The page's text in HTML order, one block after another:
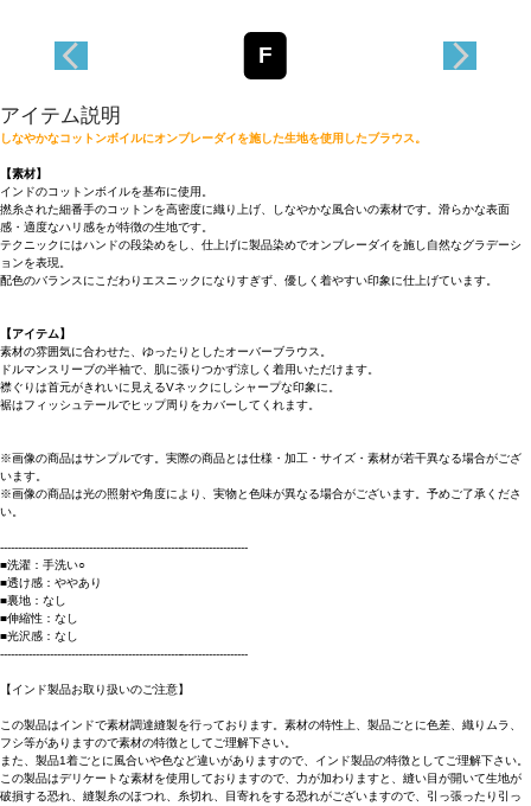
F
アイテム説明
しなやかなコットンボイルにオンブレーダイを施した生地を使用したブラウス。
【素材】
インドのコットンボイルを基布に使用。
撚糸された細番手のコットンを高密度に織り上げ、しなやかな風合いの素材です。滑らかな表面
感・適度なハリ感をが特徴の生地です。
テクニックにはハンドの段染めをし、仕上げに製品染めでオンブレーダイを施し自然なグラデーシ
ョンを表現。
配色のバランスにこだわりエスニックになりすぎず、優しく着やすい印象に仕上げています。
【アイテム】
素材の雰囲気に合わせた、ゆったりとしたオーバーブラウス。
ドルマンスリーブの半袖で、肌に張りつかず涼しく着用いただけます。
襟ぐりは首元がきれいに見えるVネックにしシャープな印象に。
裾はフィッシュテールでヒップ周りをカバーしてくれます。
※画像の商品はサンプルです。実際の商品とは仕様・加工・サイズ・素材が若干異なる場合がござ
います。
※画像の商品は光の照射や角度により、実物と色味が異なる場合がございます。予めご了承くださ
い。
----------------------------------------------------------------------
■洗濯：手洗い○
■透け感：ややあり
■裏地：なし
■伸縮性：なし
■光沢感：なし
----------------------------------------------------------------------
【インド製品お取り扱いのご注意】
この製品はインドで素材調達縫製を行っております。素材の特性上、製品ごとに色差、織りムラ、
フシ等がありますので素材の特徴としてご理解下さい。
また、製品1着ごとに風合いや色など違いがありますので、インド製品の特徴としてご理解下さい。
この製品はデリケートな素材を使用しておりますので、力が加わりますと、縫い目が開いて生地が
破損する恐れ、縫製糸のほつれ、糸切れ、目寄れをする恐れがございますので、引っ張ったり引っ